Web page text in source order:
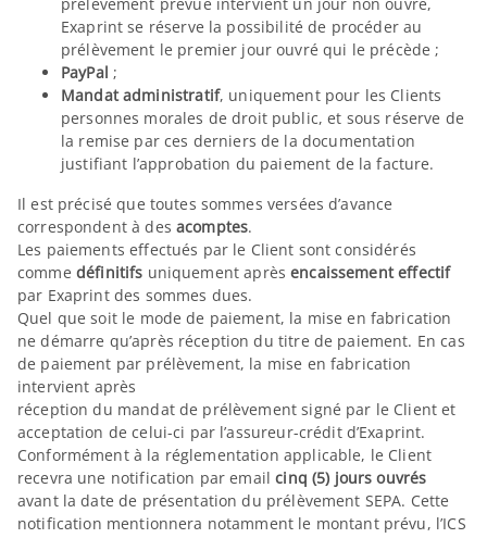
Exaprint se réserve la possibilité de procéder au
prélèvement le premier jour ouvré qui le précède ;
PayPal ;
Mandat administratif, uniquement pour les Clients
personnes morales de droit public, et sous réserve de
la remise par ces derniers de la documentation
justifiant l’approbation du paiement de la facture.
Il est précisé que toutes sommes versées d’avance
correspondent à des acomptes.
Les paiements effectués par le Client sont considérés
comme définitifs uniquement aprèsencaissement effectif
par Exaprint des sommes dues.
Quel que soit le mode de paiement, la mise en fabrication
ne démarre qu’après réception du titre de paiement. En cas
de paiement par prélèvement, la mise en fabrication
intervient après
réception du mandat de prélèvement signé par le Client et
acceptation de celui-ci par l’assureur-crédit d’Exaprint.
Conformément à la réglementation applicable, le Client
recevra une notification par emailcinq (5) jours ouvrés
avant la date de présentation du prélèvement SEPA. Cette
notification mentionnera notamment le montant prévu, l’ICS